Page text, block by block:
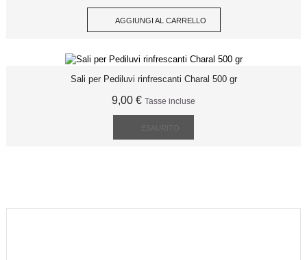
AGGIUNGI AL CARRELLO
Sali per Pediluvi rinfrescanti Charal 500 gr
9,00 € Tasse incluse